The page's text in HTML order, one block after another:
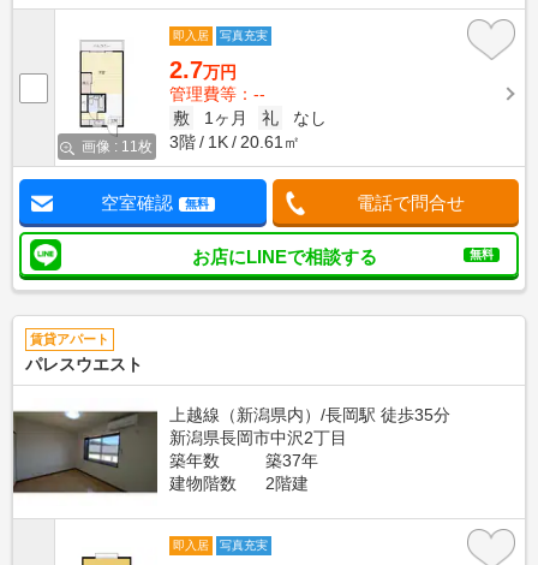
画像 : 11枚
即入居 写真充実
2.7万円
管理費等：--
敷
1ヶ月 礼
なし
3階
1K 20.61㎡
空室確認 無料 電話で問合せ
お店にLINEで相談する 無料
賃貸アパート
パレスウエスト
上越線（新潟県内）/長岡駅 徒歩35分
新潟県長岡市中沢2丁目
築年数
築37年
建物階数
2階建
即入居 写真充実